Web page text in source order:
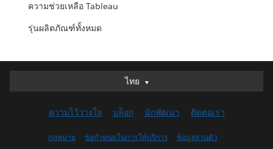
ความช่วยเหลือ Tableau
รุ่นผลิตภัณฑ์ทั้งหมด
ไทย
ไทย
English (UK)
English (US)
ความไว้วางใจ บล็อก นักพัฒนา ติดต่อเรา
กฎหมาย ข้อกำหนดในการให้บริการ ข้อมูลส่วนตัว